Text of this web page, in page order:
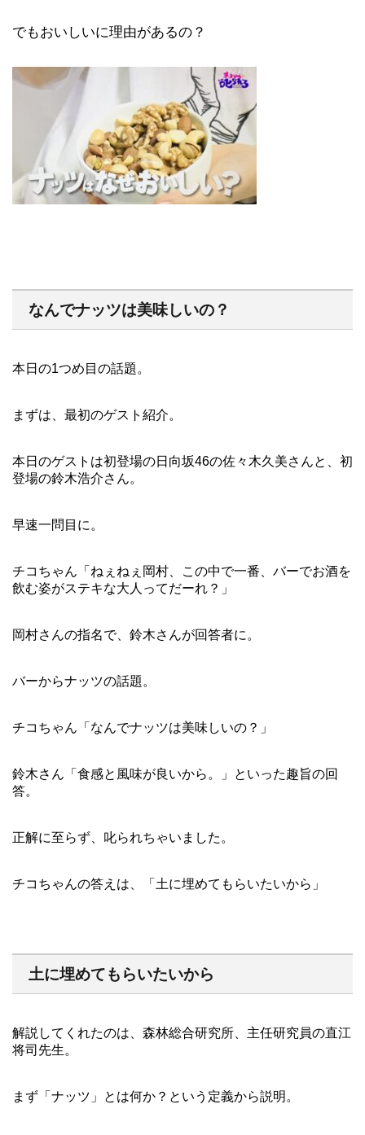
でもおいしいに理由があるの？
なんでナッツは美味しいの？
本日の1つめ目の話題。
まずは、最初のゲスト紹介。
本日のゲストは初登場の日向坂46の佐々木久美さんと、初
登場の鈴木浩介さん。
早速一問目に。
チコちゃん「ねぇねぇ岡村、この中で一番、バーでお酒を
飲む姿がステキな大人ってだーれ？」
岡村さんの指名で、鈴木さんが回答者に。
バーからナッツの話題。
チコちゃん「なんでナッツは美味しいの？」
鈴木さん「食感と風味が良いから。」といった趣旨の回
答。
正解に至らず、叱られちゃいました。
チコちゃんの答えは、「土に埋めてもらいたいから」
土に埋めてもらいたいから
解説してくれたのは、森林総合研究所、主任研究員の直江
将司先生。
まず「ナッツ」とは何か？という定義から説明。